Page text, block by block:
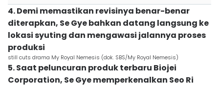
4. Demi memastikan revisinya benar-benar
diterapkan, Se Gye bahkan datang langsung ke
lokasi syuting dan mengawasi jalannya proses
produksi
still cuts drama My Royal Nemesis (dok. SBS/My Royal Nemesis)
5. Saat peluncuran produk terbaru Biojei
Corporation, Se Gye memperkenalkan Seo Ri